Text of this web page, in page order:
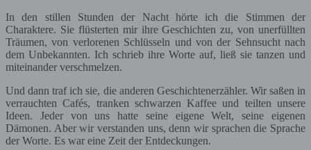
In den stillen Stunden der Nacht hörte ich die Stimmen der
Charaktere. Sie flüsterten mir ihre Geschichten zu, von unerfüllten
Träumen, von verlorenen Schlüsseln und von der Sehnsucht nach
dem Unbekannten. Ich schrieb ihre Worte auf, ließ sie tanzen und
miteinander verschmelzen.
Und dann traf ich sie, die anderen Geschichtenerzähler. Wir saßen in
verrauchten Cafés, tranken schwarzen Kaffee und teilten unsere
Ideen. Jeder von uns hatte seine eigene Welt, seine eigenen
Dämonen. Aber wir verstanden uns, denn wir sprachen die Sprache
der Worte. Es war eine Zeit der Entdeckungen.